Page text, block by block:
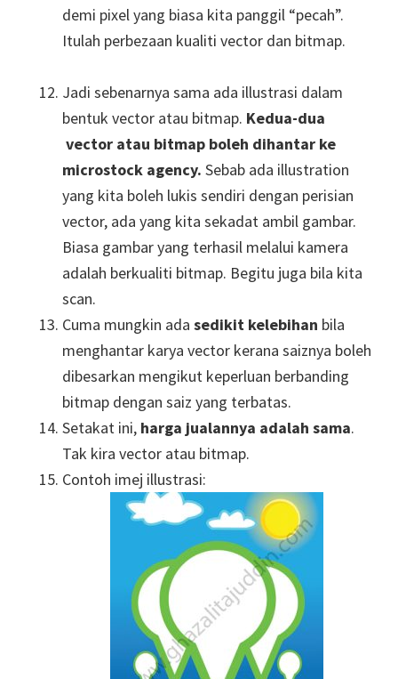
demi pixel yang biasa kita panggil “pecah”.
Itulah perbezaan kualiti vector dan bitmap.
Jadi sebenarnya sama ada illustrasi dalam
bentuk vector atau bitmap. Kedua-dua
vector atau bitmap boleh dihantar ke
microstock agency. Sebab ada illustration
yang kita boleh lukis sendiri dengan perisian
vector, ada yang kita sekadat ambil gambar.
Biasa gambar yang terhasil melalui kamera
adalah berkualiti bitmap. Begitu juga bila kita
scan.
Cuma mungkin ada sedikit kelebihan bila
menghantar karya vector kerana saiznya boleh
dibesarkan mengikut keperluan berbanding
bitmap dengan saiz yang terbatas.
Setakat ini, harga jualannya adalah sama.
Tak kira vector atau bitmap.
Contoh imej illustrasi: